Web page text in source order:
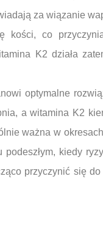
za wiązanie
kości, co
K2 działa
optymalne
a witamina K2
ważna w
kiedy
przyczynić się